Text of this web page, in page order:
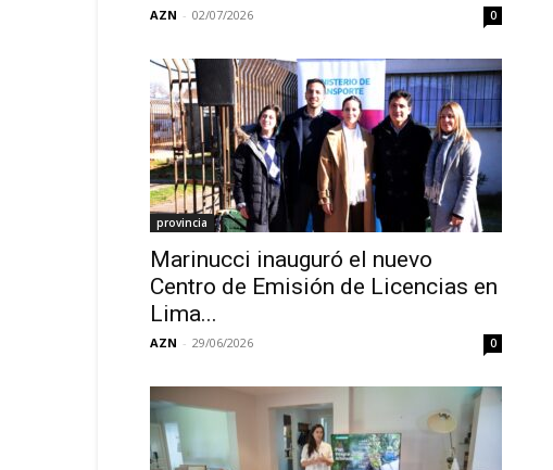
AZN - 02/07/2026 0
provincia
Marinucci inauguró el nuevo
Centro de Emisión de Licencias en
Lima...
AZN - 29/06/2026 0